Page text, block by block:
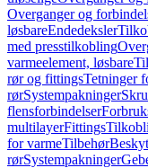
Overganger og
løsbareEndedeksler
med presstilkobling
varmeelement, løsbare
rør og fittingsTetninger
rørSystempakninger
flensforbindelser
multilayerFittings
for varmeTilbehør
rørSystempakninger